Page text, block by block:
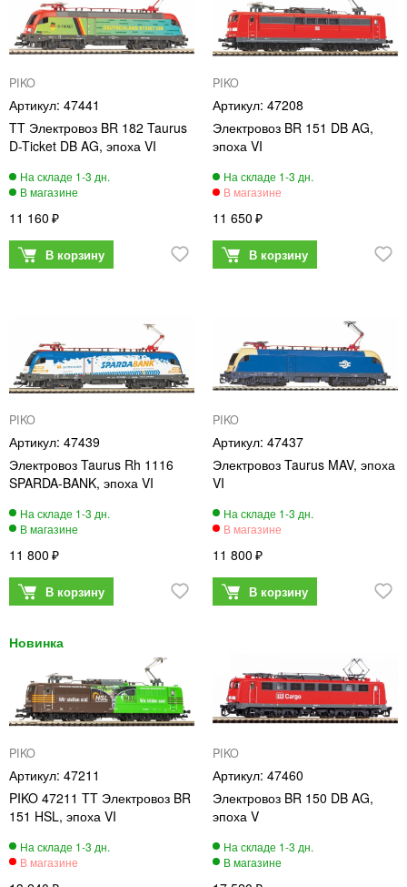
PIKO
47441
TT Электровоз BR 182 Taurus
D-Ticket DB AG, эпоха VI
11 160
PIKO
47208
Электровоз BR 151 DB AG,
эпоха VI
11 650
PIKO
47439
Электровоз Taurus Rh 1116
SPARDA-BANK, эпоха VI
11 800
PIKO
47437
Электровоз Taurus MAV, эпоха
VI
11 800
PIKO
47211
PIKO 47211 TT Электровоз BR
151 HSL, эпоха VI
PIKO
47460
Электровоз BR 150 DB AG,
эпоха V